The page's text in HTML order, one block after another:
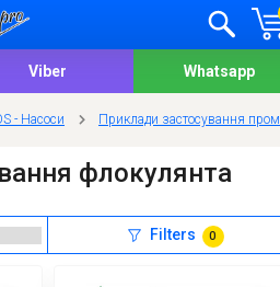
Viber Whatsapp
- Насоси Приклади застосування
флокулянта
Filters 0